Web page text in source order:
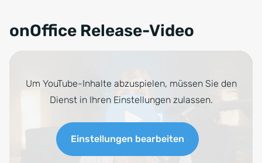
onOffice Release-Video
Um YouTube-Inhalte abzuspielen, müssen Sie den
Dienst in Ihren Einstellungen zulassen.
Einstellungen bearbeiten